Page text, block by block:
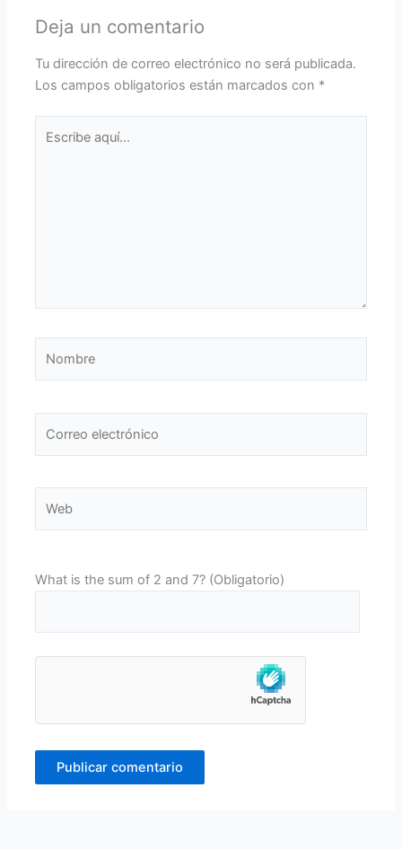
Deja un comentario
Tu dirección de correo electrónico no será publicada.
Los campos obligatorios están marcados con *
aquí...
electrónico
What is the sum of 2 and 7? (Obligatorio)